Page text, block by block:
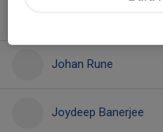
Johan Rune
Joydeep Banerjee